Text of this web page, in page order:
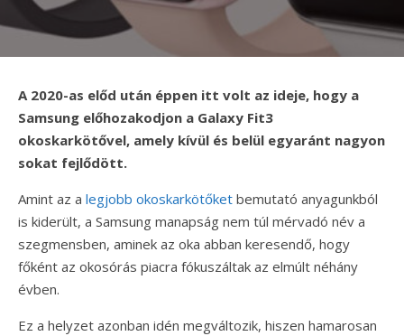
A 2020-as előd után éppen itt volt az ideje, hogy a
Samsung előhozakodjon a Galaxy Fit3
okoskarkötővel, amely kívül és belül egyaránt nagyon
sokat fejlődött.
Amint az a legjobb okoskarkötőket bemutató anyagunkból
is kiderült, a Samsung manapság nem túl mérvadó név a
szegmensben, aminek az oka abban keresendő, hogy
főként az okosórás piacra fókuszáltak az elmúlt néhány
évben.
Ez a helyzet azonban idén megváltozik, hiszen hamarosan